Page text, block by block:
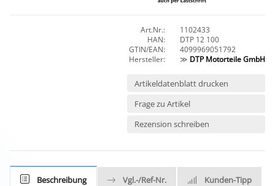
Art.Nr.:
1102433
HAN:
DTP 12 100
GTIN/EAN:
4099969051792
Hersteller:
≫ DTP Motorteile GmbH
Artikeldatenblatt drucken
Frage zu Artikel
Rezension schreiben
Beschreibung Vgl.-/Ref-Nr. Kunden-Tipp